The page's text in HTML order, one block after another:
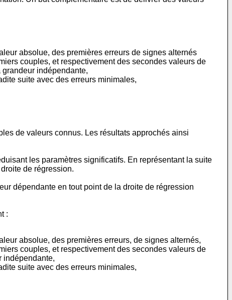
absolue, des premières erreurs de signes alternés
couples, et respectivement des secondes valeurs de
indépendante,
suite avec des erreurs minimales,
de valeurs connus. Les résultats approchés ainsi
les paramètres significatifs. En représentant la suite
de régression.
dépendante en tout point de la droite de régression
:
absolue, des premières erreurs, de signes alternés,
couples, et respectivement des secondes valeurs de
indépendante,
suite avec des erreurs minimales,